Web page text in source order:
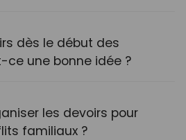
dès le début des
ce une bonne idée ?
les devoirs pour
familiaux ?